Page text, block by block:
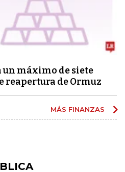
un máximo de siete
reapertura de Ormuz
MÁS FINANZAS